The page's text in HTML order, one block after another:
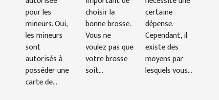
pour les
mineurs. Oui,
les mineurs
sont
autorisés à
posséder une
carte de...
choisir la
bonne brosse.
Vous ne
voulez pas que
votre brosse
soit...
certaine
dépense.
Cependant, il
existe des
moyens par
lesquels vous...